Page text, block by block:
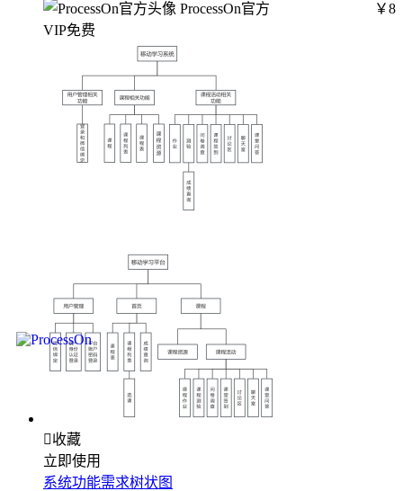
ProcessOn官方
￥8
VIP免费
收藏
立即使用
系统功能需求树状图